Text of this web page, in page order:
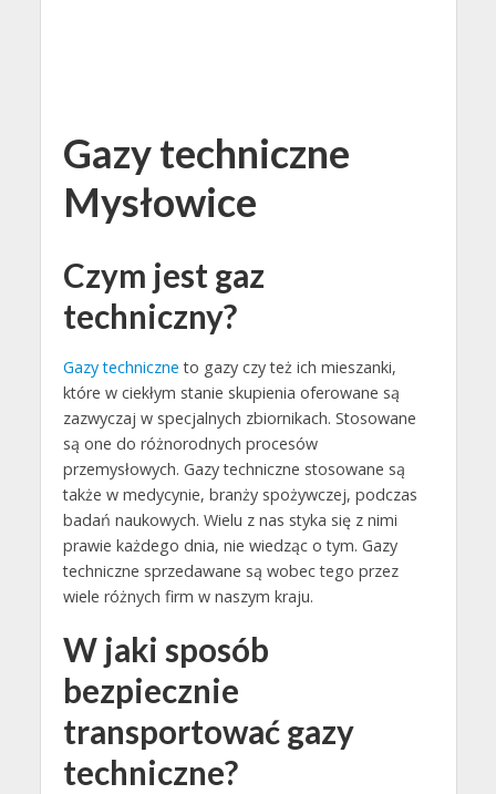
Gazy techniczne
Mysłowice
Czym jest gaz
techniczny?
Gazy techniczne to gazy czy też ich mieszanki,
które w ciekłym stanie skupienia oferowane są
zazwyczaj w specjalnych zbiornikach. Stosowane
są one do różnorodnych procesów
przemysłowych. Gazy techniczne stosowane są
także w medycynie, branży spożywczej, podczas
badań naukowych. Wielu z nas styka się z nimi
prawie każdego dnia, nie wiedząc o tym. Gazy
techniczne sprzedawane są wobec tego przez
wiele różnych firm w naszym kraju.
W jaki sposób
bezpiecznie
transportować gazy
techniczne?